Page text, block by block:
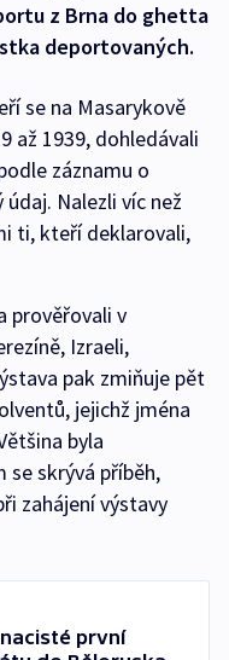
z Brna do ghetta
deportovaných.
se na Masarykově
až 1939, dohledávali
záznamu o
Nalezli víc než
ti, kteří deklarovali,
prověřovali v
Izraeli,
pak zmiňuje pět
jejichž jména
byla
se skrývá příběh,
zahájení výstavy
první